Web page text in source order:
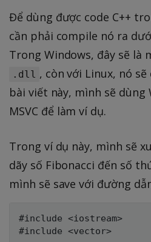
Để dùng được code C++
cần phải compile nó ra
Trong Windows, đây sẽ là
.dll , còn với Linux, nó sẽ
bài viết này, mình sẽ dùng
MSVC để làm ví dụ.
Trong ví dụ này, mình sẽ
dãy số Fibonacci đến số
mình sẽ save với đường
#include <iostream>
#include <vector>